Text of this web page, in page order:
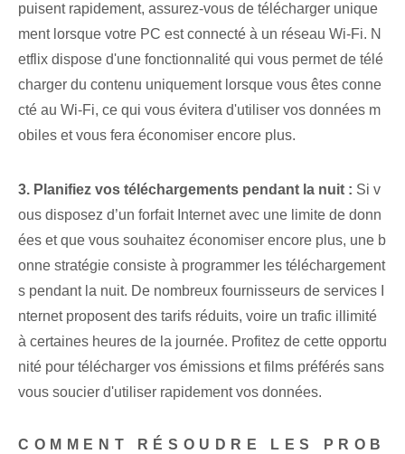
puisent rapidement, assurez-vous de télécharger unique
ment lorsque votre PC est connecté à un réseau Wi-Fi. N
etflix dispose d'une fonctionnalité qui vous permet de télé
charger du contenu uniquement lorsque vous êtes conne
cté au Wi-Fi, ce qui vous évitera d'utiliser vos données m
obiles et vous fera économiser encore plus.
3. ⁤Planifiez‍ vos téléchargements pendant la nuit : Si v
ous disposez d’un forfait Internet avec une limite de donn
ées et que vous souhaitez économiser encore plus, une b
onne stratégie consiste à programmer les téléchargement
s pendant la nuit. De nombreux fournisseurs de services I
nternet proposent des tarifs réduits, voire un trafic illimité
à certaines heures de la journée. Profitez de cette opportu
nité pour télécharger vos émissions et films préférés sans
vous soucier d'utiliser rapidement vos données.
COMMENT RÉSOUDRE LES PROB